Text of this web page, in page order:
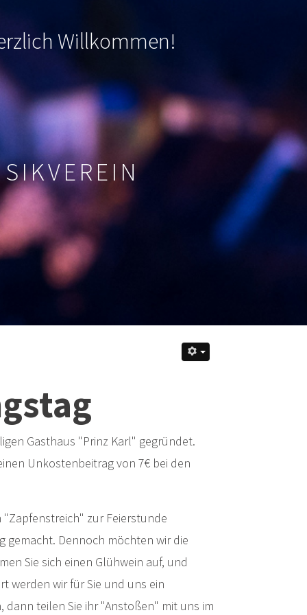
Willkommen!
Gasthaus "Prinz Karl" gegründet.
Unkostenbeitrag von 7€ bei den
zur Feierstunde
gemacht. Dennoch möchten wir die
Sie sich einen Glühwein auf, und
werden wir für Sie und uns ein
dann teilen Sie ihr "Anstoßen" mit uns im